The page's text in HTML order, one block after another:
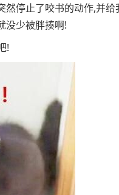
停止了咬书的动作,并
没少被胖揍啊!
!